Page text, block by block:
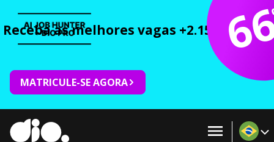
Receba as melhores vagas +2.150 cursos
MATRICULE-SE AGORA